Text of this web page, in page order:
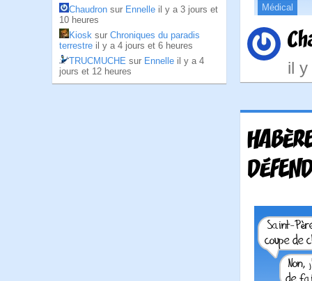
Chaudron sur Ennelle il y a 3 jours et
10 heures
Kiosk sur Chroniques du paradis
terrestre il y a 4 jours et 6 heures
TRUCMUCHE sur Ennelle il y a 4
jours et 12 heures
Médical
il